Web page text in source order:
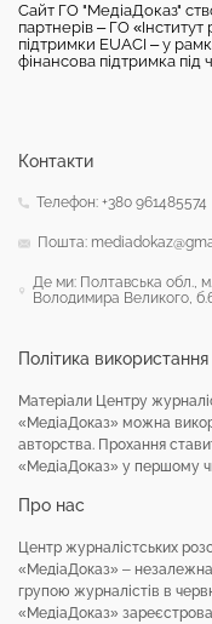
Сайт ГО "МедіаДоказ"
партнерів – ГО
підтримки EUACI – у
фінансова підтримка під
Про нас
Центр журналістських
«МедіаДоказ» –
групою журналістів в
«МедіаДоказ»
Політика
Матеріали Центру
«МедіаДоказ» можна
авторства. Прохання
«МедіаДоказ» у першому
Контакти
Телефон: +380 961485574
Пошта:
Де ми: Полтавська обл.,
Володимира Великого,